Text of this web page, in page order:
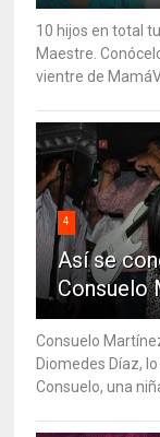
10 hijos en total
Maestre.
vientre de
4
Así se
Consuelo
Consuelo
Diomedes Díaz,
Consuelo, una